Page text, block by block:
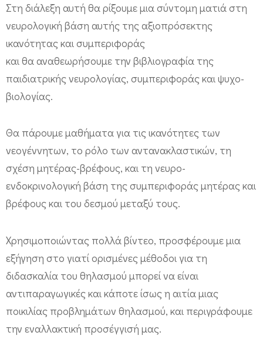
τ
ο
ν
Π
α
γ
ύ
ι
Σ
ύ
ν
δ
ε
σ
Στη διάλεξη αυτή θα ρίξουμε μια σύντομη ματιά στη
νευρολογική βάση αυτής της αξιοπρόσεκτης
ικανότητας και συμπεριφοράς
και θα αναθεωρήσουμε την βιβλιογραφία της
παιδιατρικής νευρολογίας, συμπεριφοράς και ψυχο-
βιολογίας.
Θα πάρουμε μαθήματα για τις ικανότητες των
νεογέννητων, το ρόλο των αντανακλαστικών, τη
σχέση μητέρας-βρέφους, και τη νευρο-
ενδοκρινολογική βάση της συμπεριφοράς μητέρας και
βρέφους και του δεσμού μεταξύ τους.
Χρησιμοποιώντας πολλά βίντεο, προσφέρουμε μια
εξήγηση στο γιατί ορισμένες μέθοδοι για τη
διδασκαλία του θηλασμού μπορεί να είναι
αντιπαραγωγικές και κάποτε ίσως η αιτία μιας
ποικιλίας προβλημάτων θηλασμού, και περιγράφουμε
την εναλλακτική προσέγγισή μας.